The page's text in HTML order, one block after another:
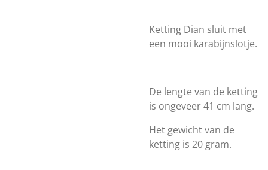
Ketting Dian sluit met
een mooi karabijnslotje.
De lengte van de ketting
is ongeveer 41 cm lang.
Het gewicht van de
ketting is 20 gram.